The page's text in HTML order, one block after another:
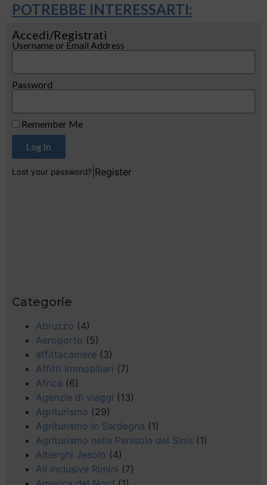
POTREBBE INTERESSARTI:
Accedi/Registrati
Username or Email Address
Password
Remember Me
Log In
Lost your password? Register
Categorie
Abruzzo (4)
Aeroporto (5)
affittacamere (3)
Affitti Immobiliari (7)
Africa (6)
Agenzie di viaggi (13)
Agriturismo (29)
Agriturismo in Sardegna (1)
Agriturismo nella Penisola del Sinis (1)
Alberghi Jesolo (4)
All inclusive Rimini (7)